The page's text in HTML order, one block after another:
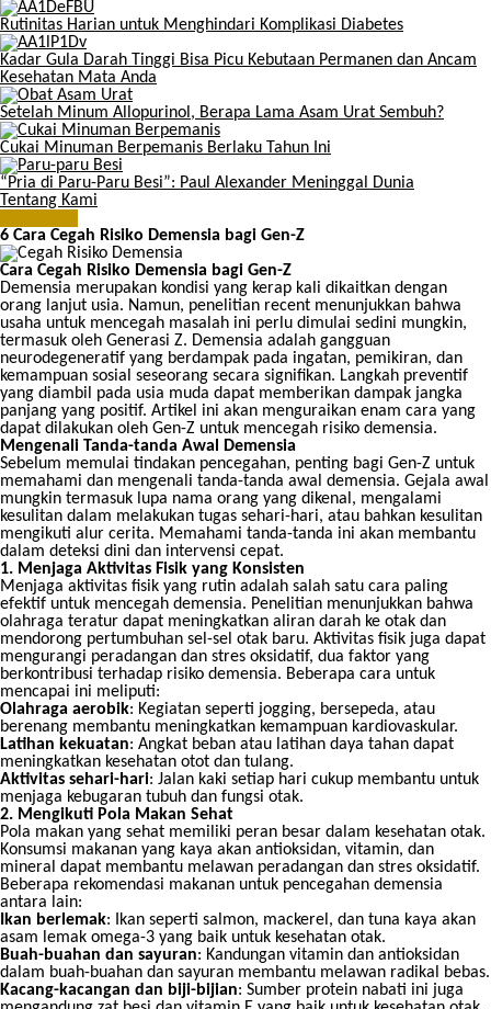
Rutinitas Harian untuk Menghindari Komplikasi Diabetes
Kadar Gula Darah Tinggi Bisa Picu Kebutaan Permanen dan Ancam
Kesehatan Mata Anda
Setelah Minum Allopurinol, Berapa Lama Asam Urat Sembuh?
Cukai Minuman Berpemanis Berlaku Tahun Ini
“Pria di Paru-Paru Besi”: Paul Alexander Meninggal Dunia
Tentang Kami
6 Cara Cegah Risiko Demensia bagi Gen-Z
Cara Cegah Risiko Demensia bagi Gen-Z
Demensia merupakan kondisi yang kerap kali dikaitkan dengan
orang lanjut usia. Namun, penelitian recent menunjukkan bahwa
usaha untuk mencegah masalah ini perlu dimulai sedini mungkin,
termasuk oleh Generasi Z. Demensia adalah gangguan
neurodegeneratif yang berdampak pada ingatan, pemikiran, dan
kemampuan sosial seseorang secara signifikan. Langkah preventif
yang diambil pada usia muda dapat memberikan dampak jangka
panjang yang positif. Artikel ini akan menguraikan enam cara yang
dapat dilakukan oleh Gen-Z untuk mencegah risiko demensia.
Mengenali Tanda-tanda Awal Demensia
Sebelum memulai tindakan pencegahan, penting bagi Gen-Z untuk
memahami dan mengenali tanda-tanda awal demensia. Gejala awal
mungkin termasuk lupa nama orang yang dikenal, mengalami
kesulitan dalam melakukan tugas sehari-hari, atau bahkan kesulitan
mengikuti alur cerita. Memahami tanda-tanda ini akan membantu
dalam deteksi dini dan intervensi cepat.
1. Menjaga Aktivitas Fisik yang Konsisten
Menjaga aktivitas fisik yang rutin adalah salah satu cara paling
efektif untuk mencegah demensia. Penelitian menunjukkan bahwa
olahraga teratur dapat meningkatkan aliran darah ke otak dan
mendorong pertumbuhan sel-sel otak baru. Aktivitas fisik juga dapat
mengurangi peradangan dan stres oksidatif, dua faktor yang
berkontribusi terhadap risiko demensia. Beberapa cara untuk
mencapai ini meliputi:
Olahraga aerobik: Kegiatan seperti jogging, bersepeda, atau
berenang membantu meningkatkan kemampuan kardiovaskular.
Latihan kekuatan: Angkat beban atau latihan daya tahan dapat
meningkatkan kesehatan otot dan tulang.
Aktivitas sehari-hari: Jalan kaki setiap hari cukup membantu untuk
menjaga kebugaran tubuh dan fungsi otak.
2. Mengikuti Pola Makan Sehat
Pola makan yang sehat memiliki peran besar dalam kesehatan otak.
Konsumsi makanan yang kaya akan antioksidan, vitamin, dan
mineral dapat membantu melawan peradangan dan stres oksidatif.
Beberapa rekomendasi makanan untuk pencegahan demensia
antara lain:
Ikan berlemak: Ikan seperti salmon, mackerel, dan tuna kaya akan
asam lemak omega-3 yang baik untuk kesehatan otak.
Buah-buahan dan sayuran: Kandungan vitamin dan antioksidan
dalam buah-buahan dan sayuran membantu melawan radikal bebas.
Kacang-kacangan dan biji-bijian: Sumber protein nabati ini juga